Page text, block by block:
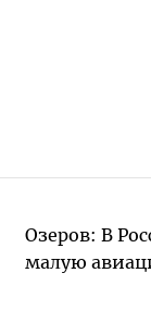
Озеров: В
малую